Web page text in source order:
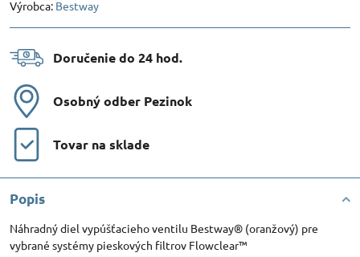
Výrobca: Bestway
Doručenie do 24 hod​.
Osobný odber Pezinok
Tovar na sklade
Popis
Náhradný diel vypúšťacieho ventilu Bestway® (oranžový) pre
vybrané systémy pieskových filtrov Flowclear™